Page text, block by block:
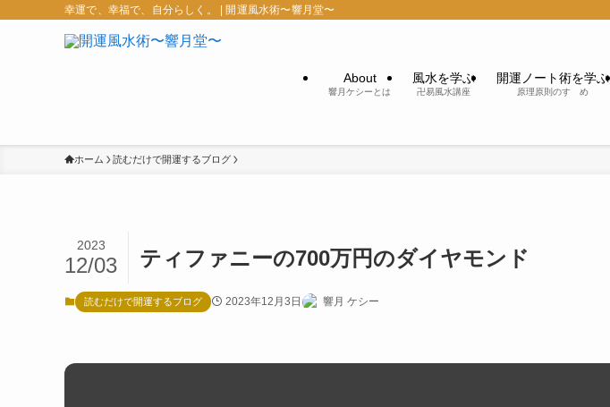
幸運で、幸福で、自分らしく。 | 開運風水術〜響月堂〜
About
響月ケシーとは
風水を学ぶ
卍易風水講座
開運ノート術を学ぶ
原理原則のすゝめ
ホーム 読むだけで開運するブログ
ティファニーの700万円のダイヤモンド
2023
12/03
読むだけで開運するブログ 2023年12月3日 響月 ケシー